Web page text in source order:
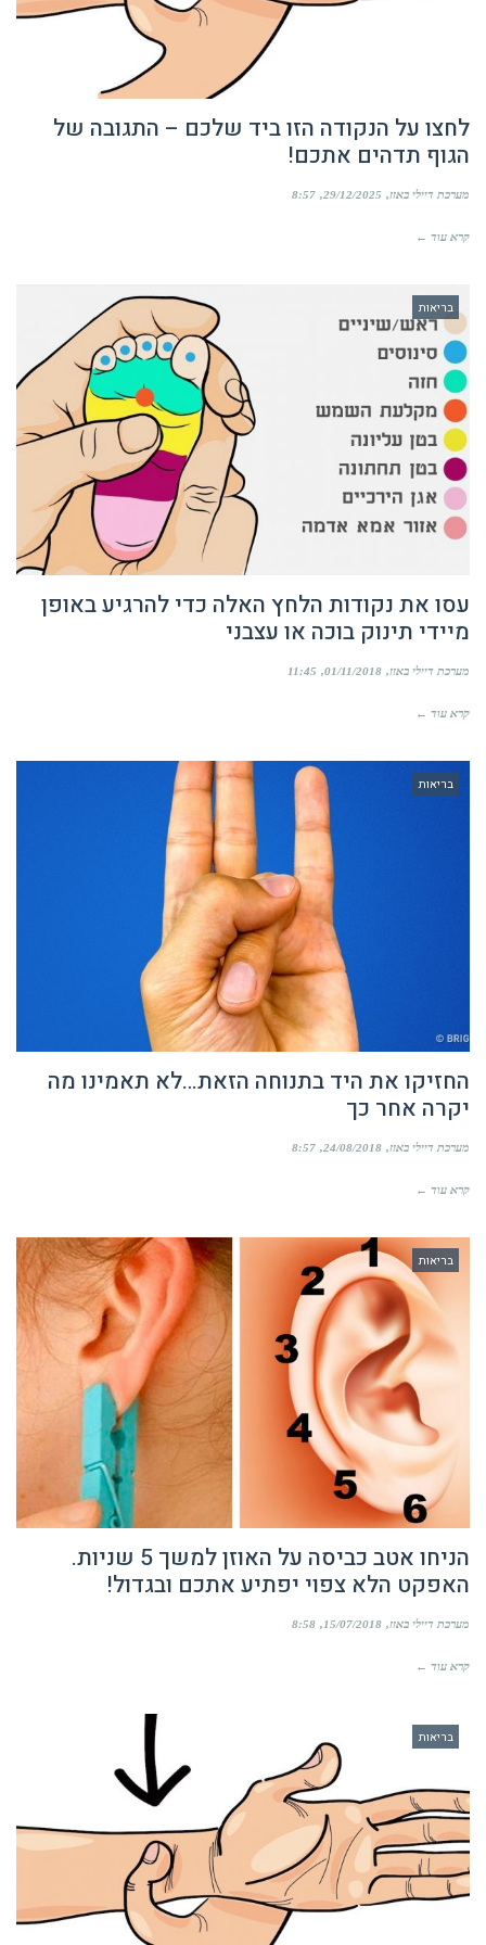
לחצו על הנקודה הזו ביד שלכם – התגובה של
הגוף תדהים אתכם!
מערכת דיילי באזז 29/12/2025
8:57
קרא עוד ←
בריאות
עסו את נקודות הלחץ האלה כדי להרגיע באופן
מיידי תינוק בוכה או עצבני
מערכת דיילי באזז 01/11/2018
11:45
קרא עוד ←
בריאות
החזיקו את היד בתנוחה הזאת…לא תאמינו מה
יקרה אחר כך
מערכת דיילי באזז 24/08/2018
8:57
קרא עוד ←
בריאות
הניחו אטב כביסה על האוזן למשך 5 שניות.
האפקט הלא צפוי יפתיע אתכם ובגדול!
מערכת דיילי באזז 15/07/2018
8:58
קרא עוד ←
בריאות